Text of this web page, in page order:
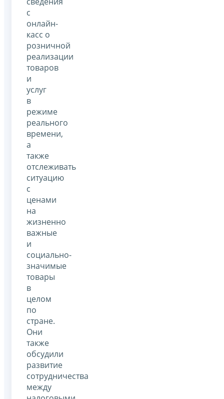
с
онлайн-
касс о
розничной
реализации
товаров
и
услуг
в
режиме
реального
времени,
а
также
отслеживать
ситуацию
с
ценами
на
жизненно
важные
и
социально-
значимые
товары
в
целом
по
стране.
Они
также
обсудили
развитие
сотрудничества
между